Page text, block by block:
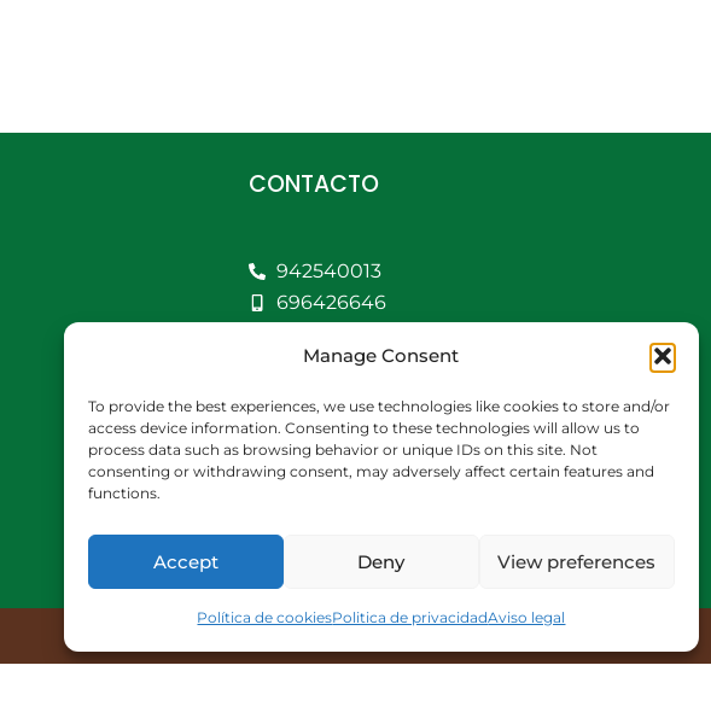
Manage Consent
To provide the best experiences, we use technologies like cookies to store and/or
access device information. Consenting to these technologies will allow us to
process data such as browsing behavior or unique IDs on this site. Not
consenting or withdrawing consent, may adversely affect certain features and
functions.
Accept Deny View preferences
Política de cookiesPolitica de privacidadAviso legal
CONTACTO
942540013
696426646
comercial@bediaycabarga.com
Fdez. Hontoria 20.
Astillero. 39610
Cantabria
18:30 hrs.